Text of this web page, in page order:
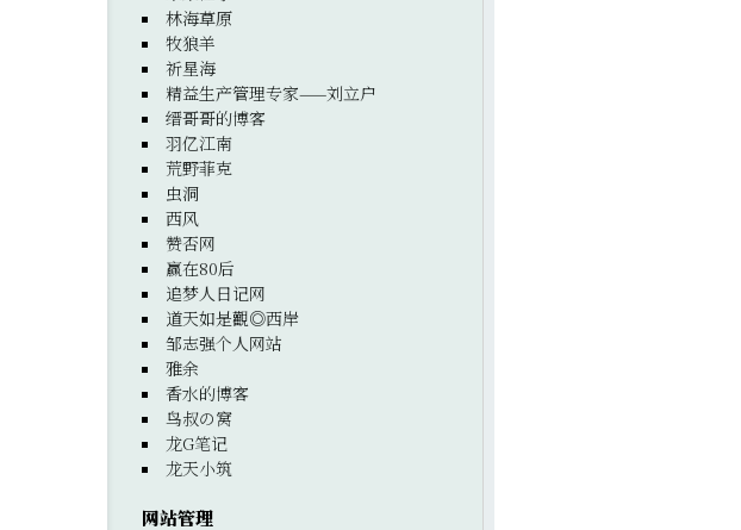
林海草原
牧狼羊
祈星海
精益生产管理专家——刘立户
缙哥哥的博客
羽亿江南
荒野菲克
虫洞
西风
赞否网
赢在80后
追梦人日记网
道天如是觀◎西岸
邹志强个人网站
雅余
香水的博客
鸟叔の窝
龙G笔记
龙天小筑
网站管理